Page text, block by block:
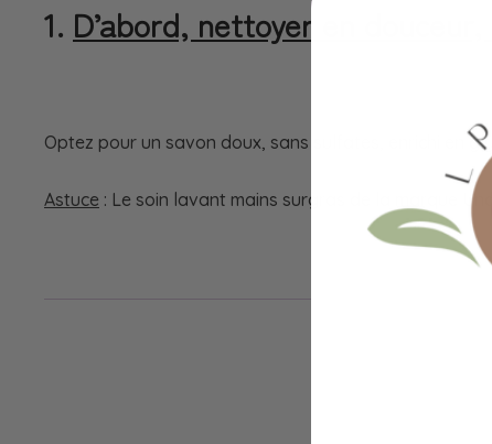
1. D’abord, nettoyer en douceur,
Optez pour un savon doux, sans sulfates, enrichi en
Astuce : Le soin lavant mains surgras de la marque